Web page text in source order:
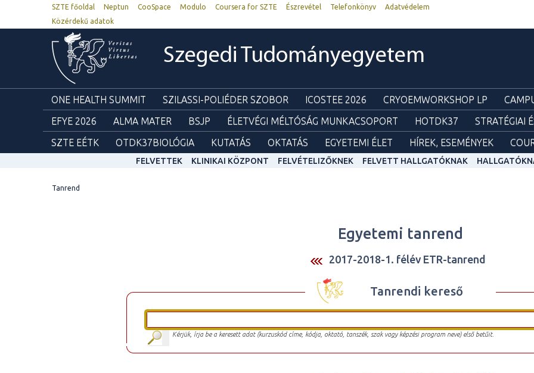
SZTE főoldal Neptun CooSpace Modulo Coursera for SZTE Észrevétel Telefonkönyv
Adatvédelem
Közérdekű adatok
Szegedi Tudományegyetem
ONE HEALTH SUMMIT SZILASSI-POLIÉDER SZOBOR ICOSTEE 2026 CRYOEMWORKSHOP LP
EFYE 2026
ALMA MATER BSJP ÉLETVÉGI MÉLTÓSÁG MUNKACSOPORT HOTDK37 STRATÉGIAI
SZTE EÉTK
OTDK37BIOLÓGIA KUTATÁS OKTATÁS EGYETEMI ÉLET HÍREK, ESEMÉNYEK
FELVETTEK KLINIKAI KÖZPONT FELVÉTELIZŐKNEK FELVETT HALLGATÓKNAK
Tanrend
Egyetemi tanrend
2017-2018-1. félév ETR-tanrend
Tanrendi kereső
Kérjük, írja be a keresett adat (kurzuskód címe, kódja, oktató, tanszék, szak vagy képzési program neve) első betűit.